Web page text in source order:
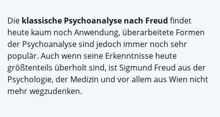
Die klassische Psychoanalyse nach Freud findet
heute kaum noch Anwendung, überarbeitete Formen
der Psychoanalyse sind jedoch immer noch sehr
populär. Auch wenn seine Erkenntnisse heute
größtenteils überholt sind, ist Sigmund Freud aus der
Psychologie, der Medizin und vor allem aus Wien nicht
mehr wegzudenken.